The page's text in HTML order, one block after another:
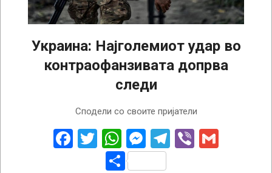
Украина: Најголемиот удар во
контраофанзивата допрва
следи
Сподели со своите пријатели
Facebook
Twitter
WhatsApp
Messenger
Telegram
Viber
Share